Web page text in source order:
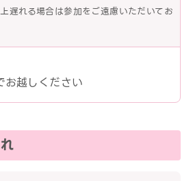
遅れる場合は参加をご遠慮いただいてお
お越しください